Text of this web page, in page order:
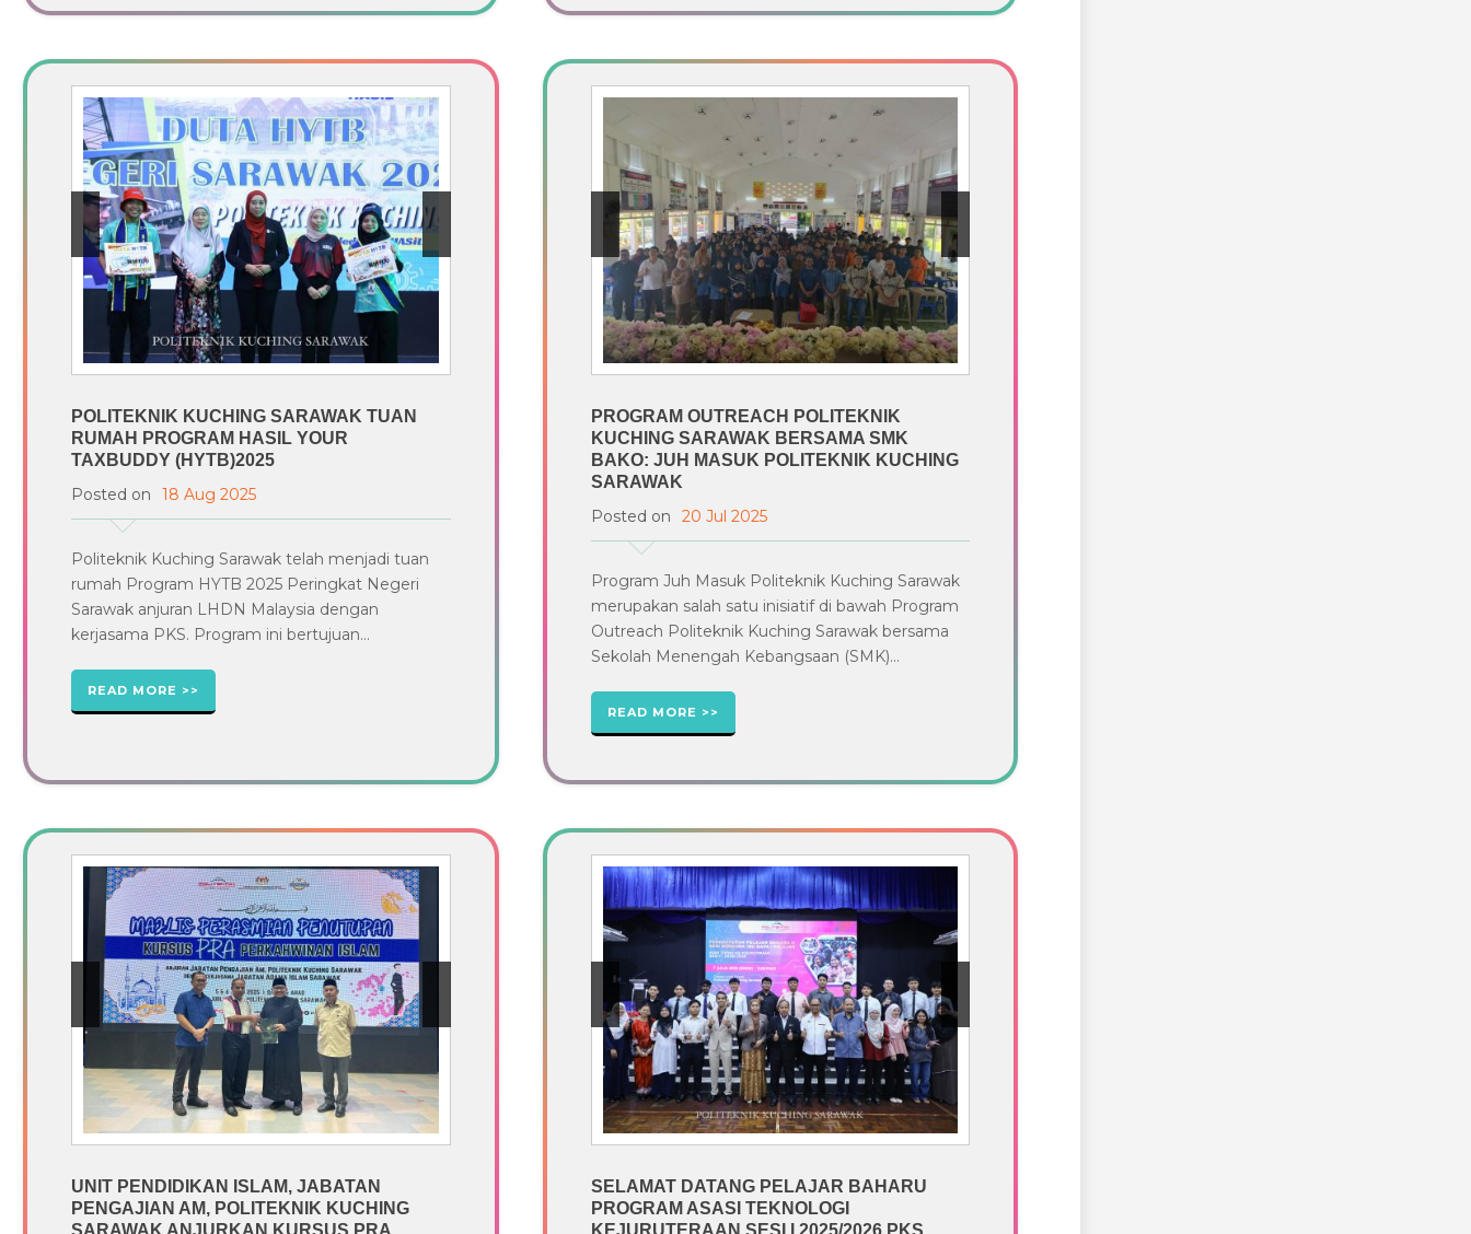
POLITEKNIK KUCHING SARAWAK TUAN
RUMAH PROGRAM HASIL YOUR
TAXBUDDY (HYTB)2025
Posted on 18 Aug 2025
Politeknik Kuching Sarawak telah menjadi tuan
rumah Program HYTB 2025 Peringkat Negeri
Sarawak anjuran LHDN Malaysia dengan
kerjasama PKS. Program ini bertujuan...
READ MORE
PROGRAM OUTREACH POLITEKNIK
KUCHING SARAWAK BERSAMA SMK
BAKO: JUH MASUK POLITEKNIK KUCHING
SARAWAK
Posted on 20 Jul 2025
Program Juh Masuk Politeknik Kuching Sarawak
merupakan salah satu inisiatif di bawah Program
Outreach Politeknik Kuching Sarawak bersama
Sekolah Menengah Kebangsaan (SMK)...
READ MORE
UNIT PENDIDIKAN ISLAM, JABATAN
PENGAJIAN AM, POLITEKNIK KUCHING
SARAWAK ANJURKAN KURSUS PRA
SELAMAT DATANG PELAJAR BAHARU
PROGRAM ASASI TEKNOLOGI
KEJURUTERAAN SESI I 2025/2026 PKS